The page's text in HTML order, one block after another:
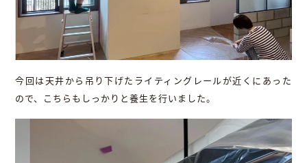
今回は天井から吊り下げたライティングレールが近くにあった
ので、こちらもしっかりと養生を行いました。